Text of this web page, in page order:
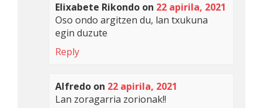
Elixabete Rikondo on 22 apirila, 2021
Oso ondo argitzen du, lan txukuna
egin duzute
Reply
Alfredo on 22 apirila, 2021
Lan zoragarria zorionak!!